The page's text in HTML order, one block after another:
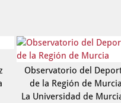
Observatorio del
de la Región de Murcia
La Universidad de